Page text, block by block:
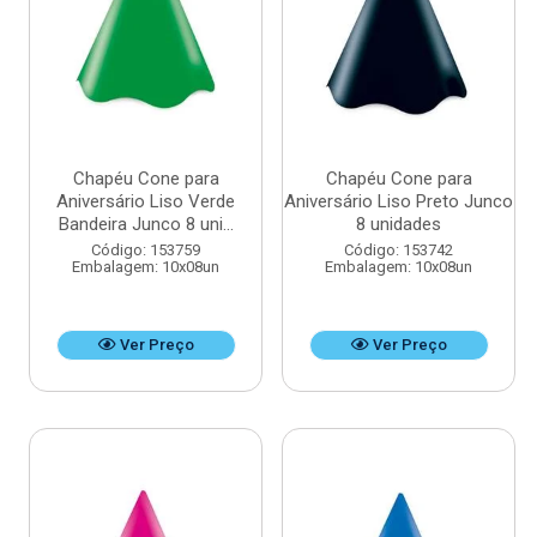
Chapéu Cone para
Aniversário Liso Verde
Bandeira Junco 8 uni...
Código: 153759
Embalagem: 10x08un
Ver Preço
Chapéu Cone para
Aniversário Liso Preto Junco
8 unidades
Código: 153742
Embalagem: 10x08un
Ver Preço